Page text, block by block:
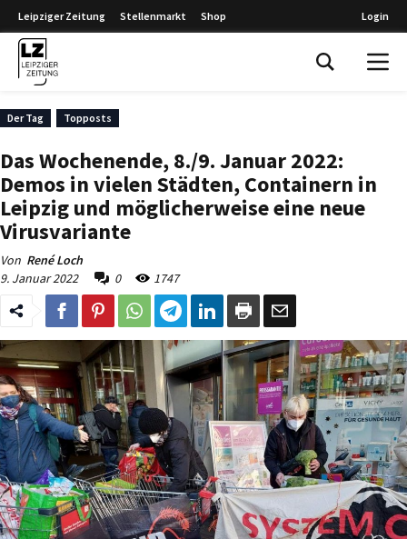
Leipziger Zeitung Stellenmarkt Shop Login
Der Tag Topposts
Das Wochenende, 8./9. Januar 2022:
Demos in vielen Städten, Containern in
Leipzig und möglicherweise eine neue
Virusvariante
Von René Loch
9. Januar 2022
0 1747